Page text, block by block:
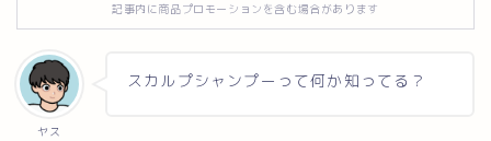
記事内に商品プロモーションを含む場合があります
ヤス
スカルプシャンプーって何か知ってる？